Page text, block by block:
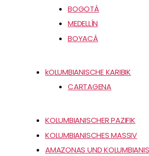
BOGOTÁ
MEDELLÍN
BOYACÁ
kOLUMBIANISCHE KARIBIK
CARTAGENA
KOLUMBIANISCHER PAZIFIK
KOLUMBIANISCHES MASSIV
AMAZONAS UND